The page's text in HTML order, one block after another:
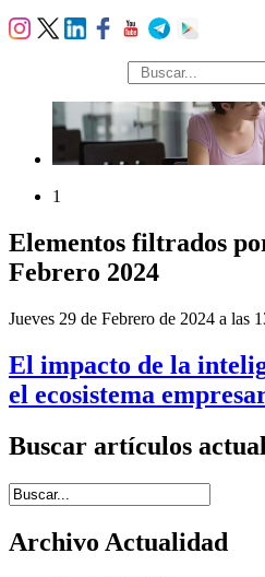
búsqueda
1
Elementos filtrados
Febrero 2024
Jueves 29 de Febrero de 2024 a las
El impacto de la
el ecosistema
Buscar artículos
Introduce términos de búsqueda
Archivo Actualidad